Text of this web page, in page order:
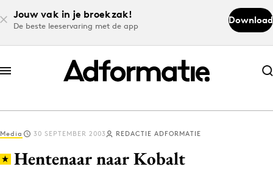
Jouw vak in je broekzak!
De beste leeservaring met de app
Download
Abonneer nu
Abonneer nu
Log in
Media 30 SEPTEMBER 2003 REDACTIE ADFORMATIE
Hentenaar naar Kobalt